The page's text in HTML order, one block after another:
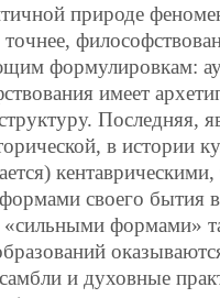
природе
формулировкам:
имеет
Последняя,
в истории
кентаврическими,
своего бытия в
формами»
и духовные